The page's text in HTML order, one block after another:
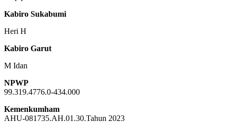
Kabiro Sukabumi
Heri H
Kabiro Garut
M Idan
NPWP
99.319.4776.0-434.000
Kemenkumham
AHU-081735.AH.01.30.Tahun 2023